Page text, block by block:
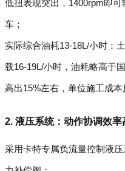
低扭表现突出，1400rpm即
车；
实际综合油耗13-18L/小时：
载16-19L/小时，油耗略高于
高出15%左右，单位施工成本
2. 液压系统：动作协调效率
采用卡特专属负流量控制液